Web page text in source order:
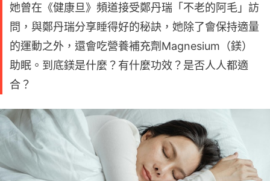
她曾在《健康旦》頻道接受鄭丹瑞「不老的阿毛」訪
問，與鄭丹瑞分享睡得好的秘訣，她除了會保持適量
的運動之外，還會吃營養補充劑Magnesium（鎂）
助眠。到底鎂是什麼？有什麼功效？是否人人都適
合？